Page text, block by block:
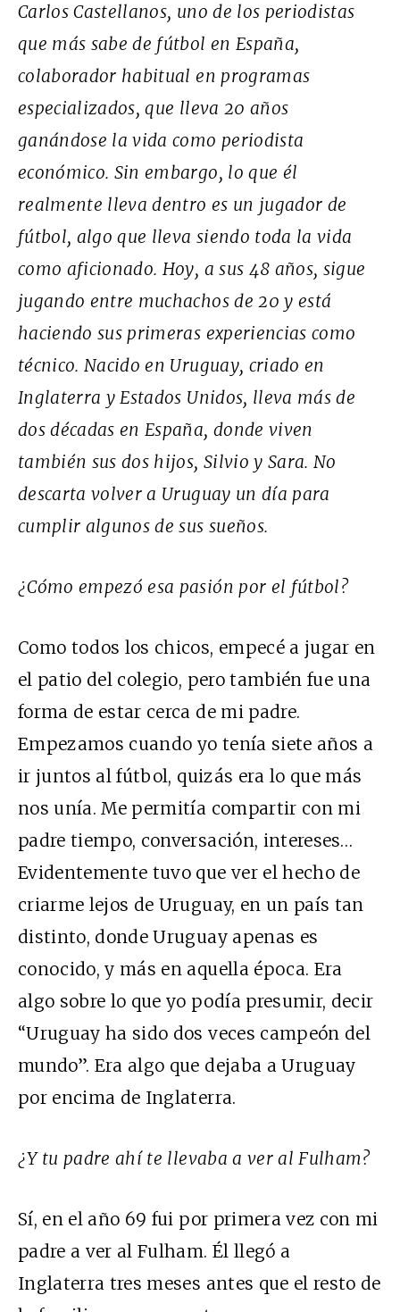
Carlos Castellanos, uno de los periodistas
que más sabe de fútbol en España,
colaborador habitual en programas
especializados, que lleva 20 años
ganándose la vida como periodista
económico. Sin embargo, lo que él
realmente lleva dentro es un jugador de
fútbol, algo que lleva siendo toda la vida
como aficionado. Hoy, a sus 48 años, sigue
jugando entre muchachos de 20 y está
haciendo sus primeras experiencias como
técnico. Nacido en Uruguay, criado en
Inglaterra y Estados Unidos, lleva más de
dos décadas en España, donde viven
también sus dos hijos, Silvio y Sara. No
descarta volver a Uruguay un día para
cumplir algunos de sus sueños.
¿Cómo empezó esa pasión por el fútbol?
Como todos los chicos, empecé a jugar en
el patio del colegio, pero también fue una
forma de estar cerca de mi padre.
Empezamos cuando yo tenía siete años a
ir juntos al fútbol, quizás era lo que más
nos unía. Me permitía compartir con mi
padre tiempo, conversación, intereses…
Evidentemente tuvo que ver el hecho de
criarme lejos de Uruguay, en un país tan
distinto, donde Uruguay apenas es
conocido, y más en aquella época. Era
algo sobre lo que yo podía presumir, decir
“Uruguay ha sido dos veces campeón del
mundo”. Era algo que dejaba a Uruguay
por encima de Inglaterra.
¿Y tu padre ahí te llevaba a ver al Fulham?
Sí, en el año 69 fui por primera vez con mi
padre a ver al Fulham. Él llegó a
Inglaterra tres meses antes que el resto de